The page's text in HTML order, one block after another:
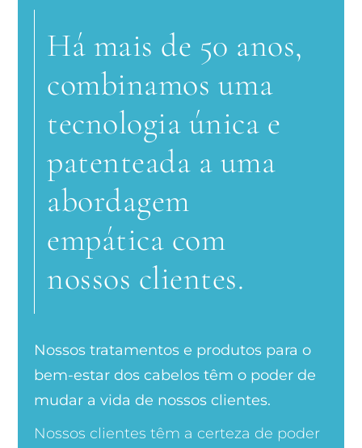
Há mais de 50 anos,
combinamos uma
tecnologia única e
patenteada a uma
abordagem
empática com
nossos clientes.
Nossos tratamentos e produtos para o
bem-estar dos cabelos têm o poder de
mudar a vida de nossos clientes.
Nossos clientes têm a certeza de poder